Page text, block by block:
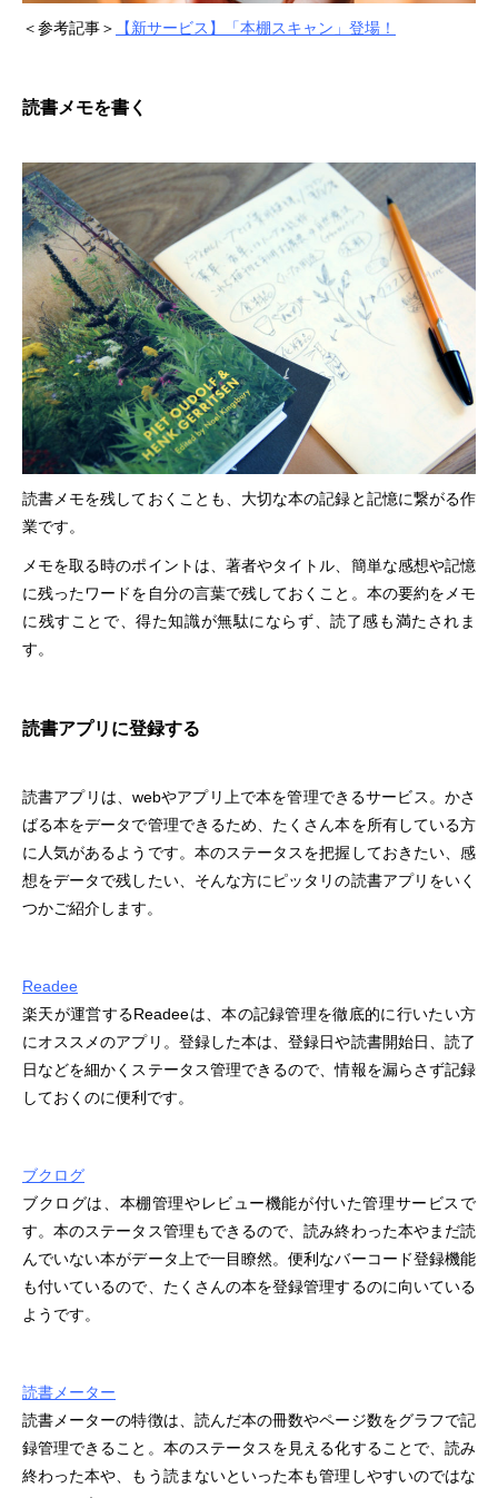
＜参考記事＞ 【新サービス】「本棚スキャン」登場！
読書メモを書く
読書メモを残しておくことも、大切な本の記録と記憶に繋がる作
業です。
メモを取る時のポイントは、著者やタイトル、簡単な感想や記憶
に残ったワードを自分の言葉で残しておくこと。本の要約をメモ
に残すことで、得た知識が無駄にならず、読了感も満たされま
す。
読書アプリに登録する
読書アプリは、webやアプリ上で本を管理できるサービス。かさ
ばる本をデータで管理できるため、たくさん本を所有している方
に人気があるようです。本のステータスを把握しておきたい、感
想をデータで残したい、そんな方にピッタリの読書アプリをいく
つかご紹介します。
Readee
楽天が運営するReadeeは、本の記録管理を徹底的に行いたい方
にオススメのアプリ。登録した本は、登録日や読書開始日、読了
日などを細かくステータス管理できるので、情報を漏らさず記録
しておくのに便利です。
ブクログ
ブクログは、本棚管理やレビュー機能が付いた管理サービスで
す。本のステータス管理もできるので、読み終わった本やまだ読
んでいない本がデータ上で一目瞭然。便利なバーコード登録機能
も付いているので、たくさんの本を登録管理するのに向いている
ようです。
読書メーター
読書メーターの特徴は、読んだ本の冊数やページ数をグラフで記
録管理できること。本のステータスを見える化することで、読み
終わった本や、もう読まないといった本も管理しやすいのではな